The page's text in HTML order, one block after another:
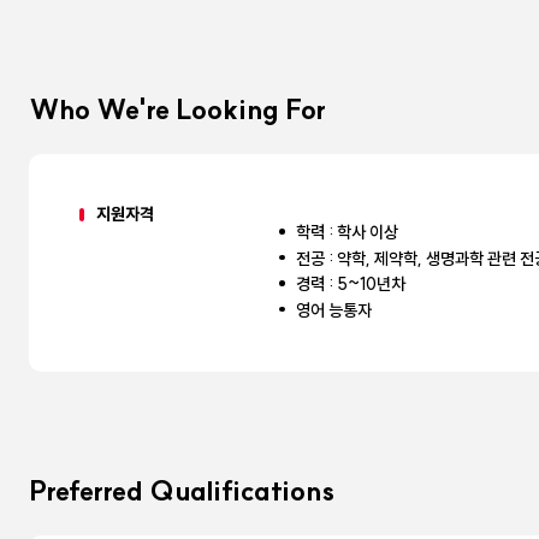
Who We're Looking For
지원자격
학력 : 학사 이상
전공 : 약학, 제약학, 생명과학 관련 전
경력 : 5~10년차
영어 능통자
Preferred Qualifications